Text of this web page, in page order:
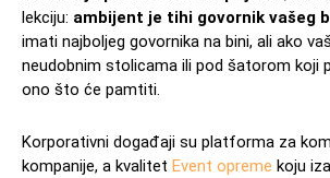
lekciju: ambijent je tihi govornik vašeg
imati najboljeg govornika na bini, ali ako
neudobnim stolicama ili pod šatorom koji
ono što će pamtiti.
Korporativni događaji su platforma za
kompanije, a kvalitet Event opreme koju